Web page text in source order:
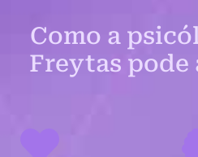
Como a
Freytas pode